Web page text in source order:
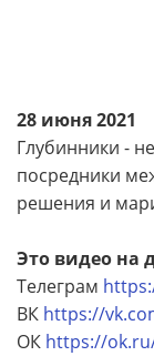
28 июня 2021
Глубинники -
посредники
решения и
Это видео на
Телеграм
ВК https://
ОК https://